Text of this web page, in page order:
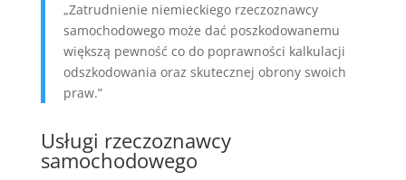
„Zatrudnienie niemieckiego rzeczoznawcy
samochodowego może dać poszkodowanemu
większą pewność co do poprawności kalkulacji
odszkodowania oraz skutecznej obrony swoich
praw.”
Usługi rzeczoznawcy
samochodowego